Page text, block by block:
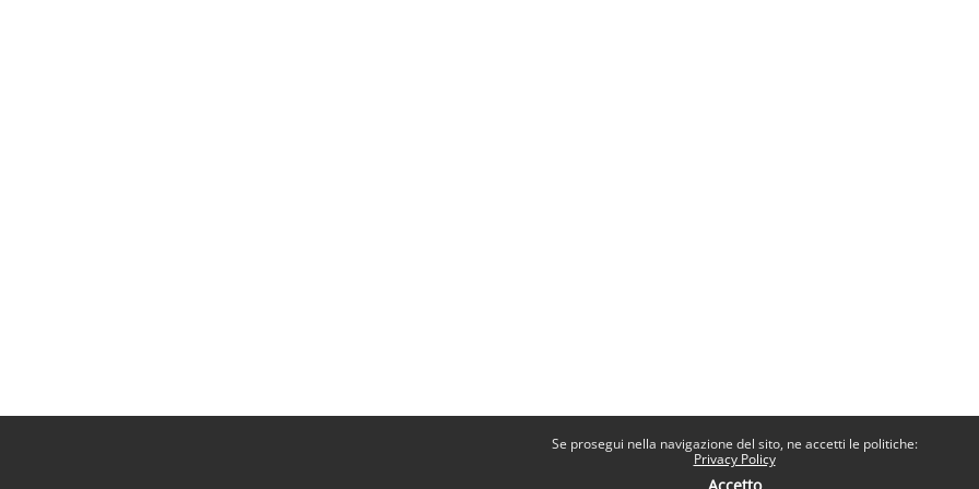
Se prosegui nella navigazione del sito, ne accetti le politiche:
Privacy Policy